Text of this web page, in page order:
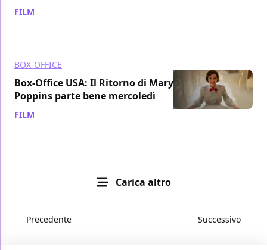
FILM
BOX-OFFICE
Box-Office USA: Il Ritorno di Mary
Poppins parte bene mercoledì
FILM
Carica altro
Precedente Successivo